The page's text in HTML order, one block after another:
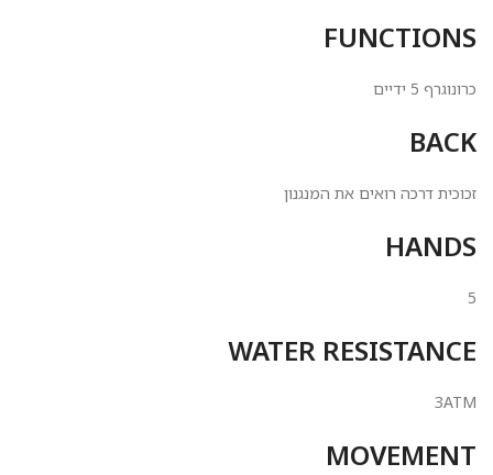
FUNCTIONS
כרונוגרף 5 ידיים
BACK
זכוכית דרכה רואים את המנגנון
HANDS
5
WATER RESISTANCE
3ATM
MOVEMENT